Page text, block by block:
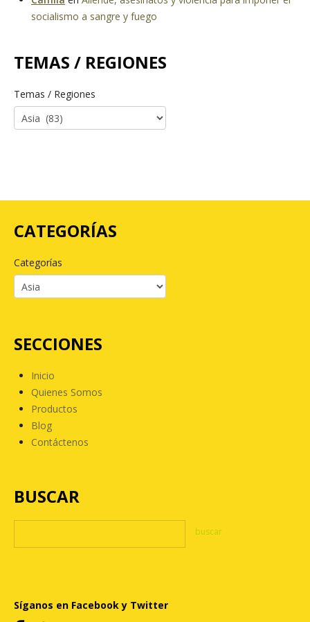
socialismo a sangre y fuego
TEMAS / REGIONES
Temas / Regiones
CATEGORÍAS
Categorías
SECCIONES
Inicio
Quienes Somos
Productos
Blog
Contáctenos
BUSCAR
Síganos en Facebook y Twitter